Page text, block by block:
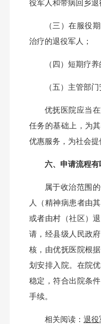
役军人和带病回乡退
（三）在服役
治疗的退役军人；
（四）短期疗
（五）主管部
优抚医院应当
任务的基础上，为
优惠服务，为社会提
六、申请流程有
属于收治范围
人（精神病患者由
或者由村（社区）
请，经县级人民政
核，由优抚医院根
划安排入院。在院
稳定，符合出院条
手续。
相关阅读： 退役